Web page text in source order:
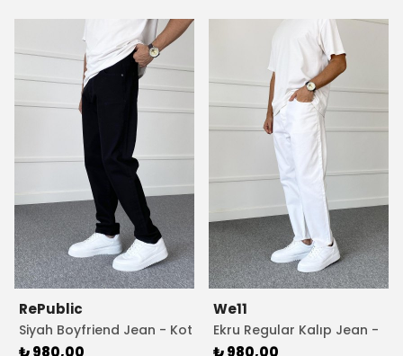
RePublic
Siyah Boyfriend Jean - Kot
Pantolon
We11
Ekru Regular Kalıp Jean -
Kot Pantolon